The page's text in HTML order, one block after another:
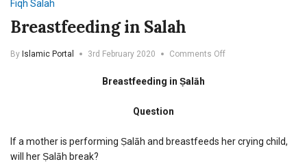
Fiqh Salah
Breastfeeding in Salah
By Islamic Portal 3rd February 2020 Comments Offon
Breastfeeding in Ṣalāh
Question
If a mother is performing Ṣalāh and breastfeeds her crying child,
will her Ṣalāh break?